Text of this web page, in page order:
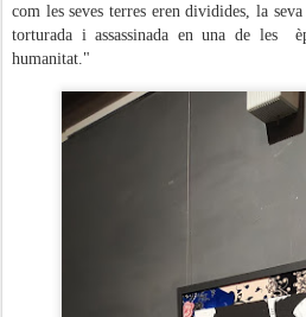
com les seves terres eren dividides, la
torturada i assassinada en una de les
humanitat."